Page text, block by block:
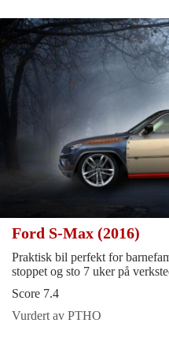
Ford S-Max (2016)
Praktisk bil perfekt for
stoppet og sto 7 uker på
Score 7.4
Vurdert av PTHO